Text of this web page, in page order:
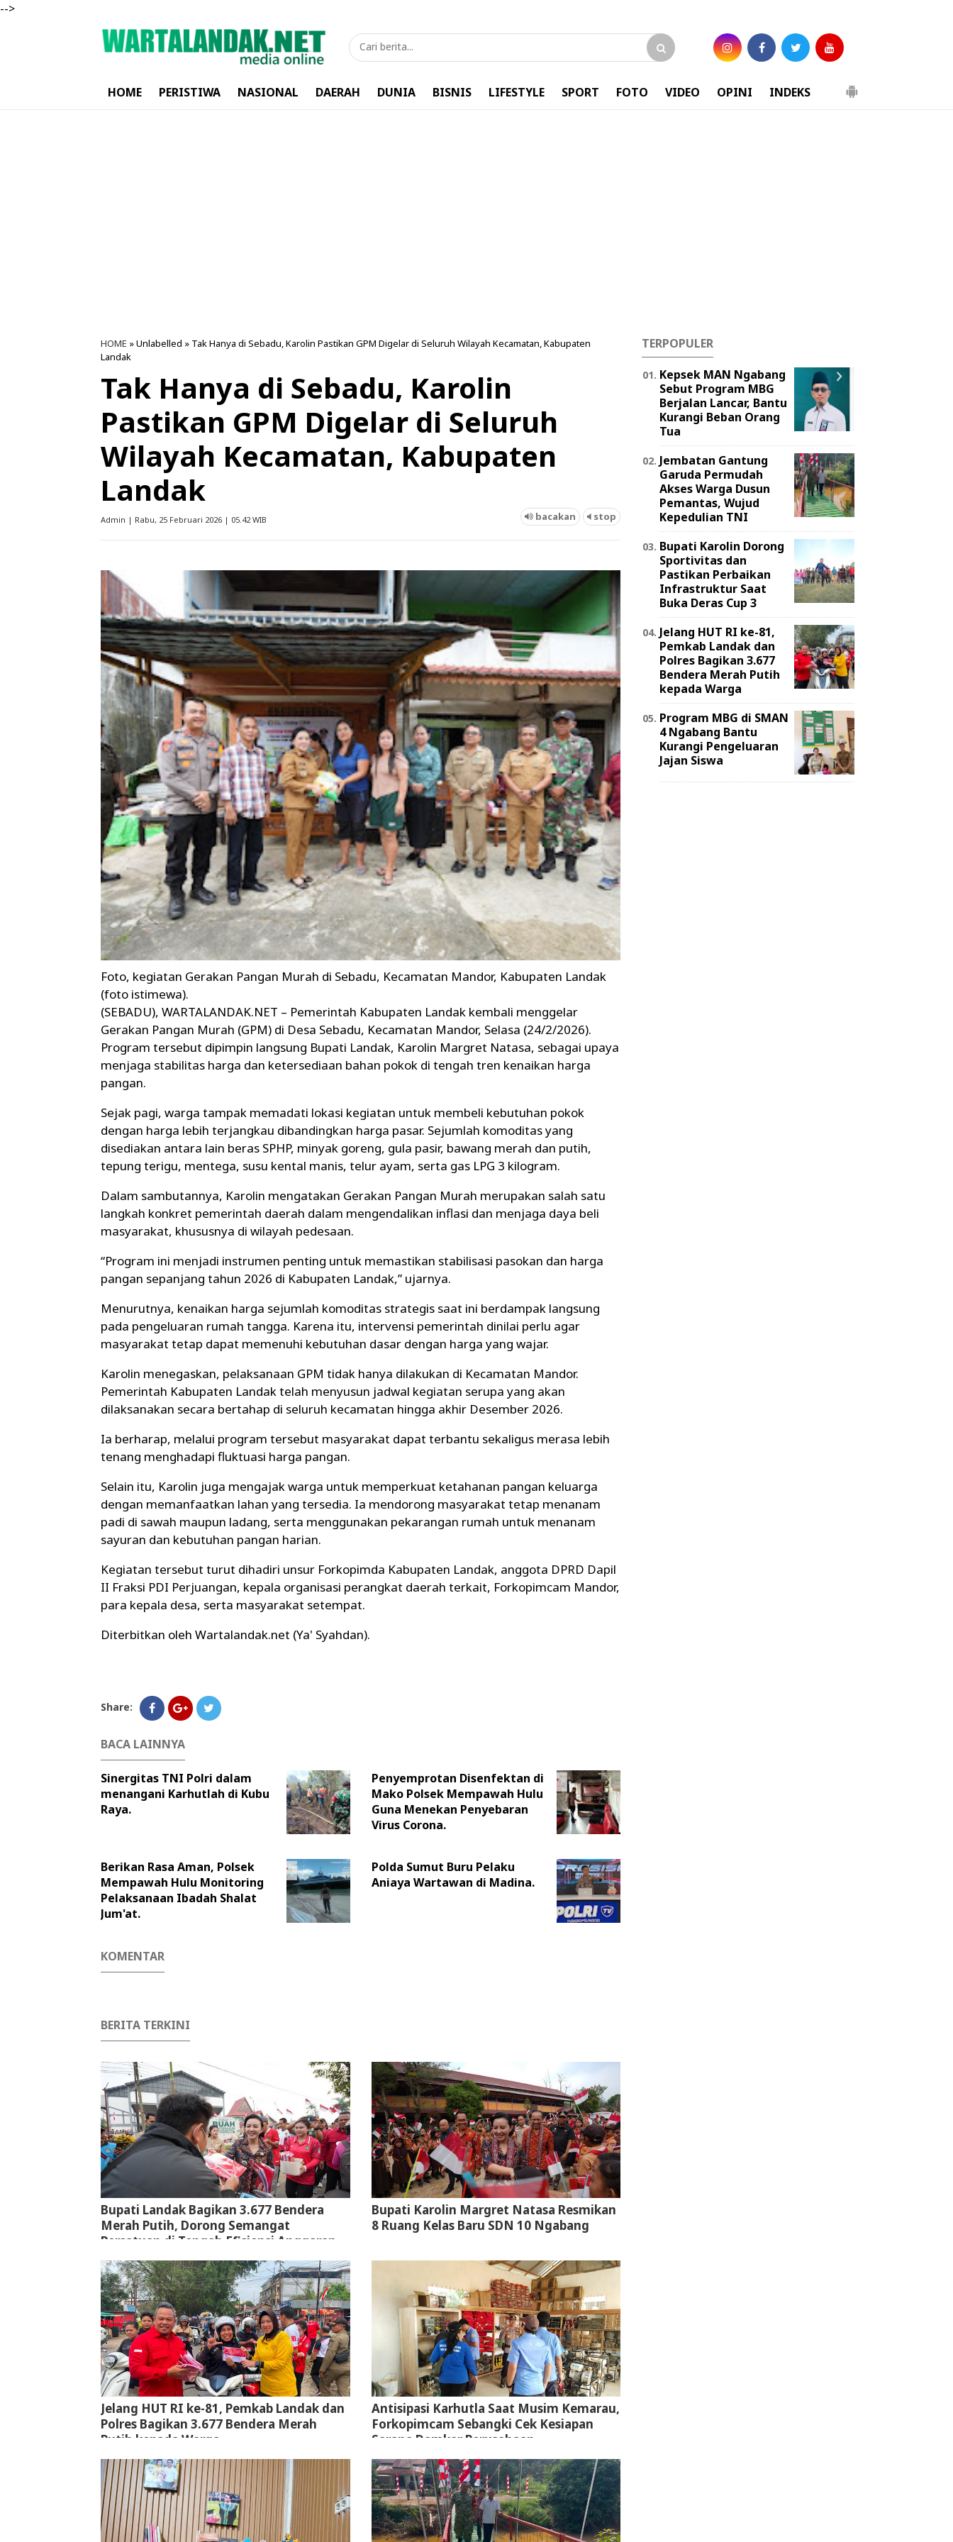
-->
HOME PERISTIWA NASIONAL DAERAH DUNIA BISNIS LIFESTYLE SPORT FOTO VIDEO OPINI INDEKS
HOME » Unlabelled » Tak Hanya di Sebadu, Karolin Pastikan GPM Digelar di Seluruh Wilayah Kecamatan, Kabupaten
Landak
Tak Hanya di Sebadu, Karolin
Pastikan GPM Digelar di Seluruh
Wilayah Kecamatan, Kabupaten
Landak
Admin | Rabu, 25 Februari 2026 | 05.42 WIB bacakan stop
Foto, kegiatan Gerakan Pangan Murah di Sebadu, Kecamatan Mandor, Kabupaten Landak
(foto istimewa).
(SEBADU), WARTALANDAK.NET – Pemerintah Kabupaten Landak kembali menggelar
Gerakan Pangan Murah (GPM) di Desa Sebadu, Kecamatan Mandor, Selasa (24/2/2026).
Program tersebut dipimpin langsung Bupati Landak, Karolin Margret Natasa, sebagai upaya
menjaga stabilitas harga dan ketersediaan bahan pokok di tengah tren kenaikan harga
pangan.
Sejak pagi, warga tampak memadati lokasi kegiatan untuk membeli kebutuhan pokok
dengan harga lebih terjangkau dibandingkan harga pasar. Sejumlah komoditas yang
disediakan antara lain beras SPHP, minyak goreng, gula pasir, bawang merah dan putih,
tepung terigu, mentega, susu kental manis, telur ayam, serta gas LPG 3 kilogram.
Dalam sambutannya, Karolin mengatakan Gerakan Pangan Murah merupakan salah satu
langkah konkret pemerintah daerah dalam mengendalikan inflasi dan menjaga daya beli
masyarakat, khususnya di wilayah pedesaan.
“Program ini menjadi instrumen penting untuk memastikan stabilisasi pasokan dan harga
pangan sepanjang tahun 2026 di Kabupaten Landak,” ujarnya.
Menurutnya, kenaikan harga sejumlah komoditas strategis saat ini berdampak langsung
pada pengeluaran rumah tangga. Karena itu, intervensi pemerintah dinilai perlu agar
masyarakat tetap dapat memenuhi kebutuhan dasar dengan harga yang wajar.
Karolin menegaskan, pelaksanaan GPM tidak hanya dilakukan di Kecamatan Mandor.
Pemerintah Kabupaten Landak telah menyusun jadwal kegiatan serupa yang akan
dilaksanakan secara bertahap di seluruh kecamatan hingga akhir Desember 2026.
Ia berharap, melalui program tersebut masyarakat dapat terbantu sekaligus merasa lebih
tenang menghadapi fluktuasi harga pangan.
Selain itu, Karolin juga mengajak warga untuk memperkuat ketahanan pangan keluarga
dengan memanfaatkan lahan yang tersedia. Ia mendorong masyarakat tetap menanam
padi di sawah maupun ladang, serta menggunakan pekarangan rumah untuk menanam
sayuran dan kebutuhan pangan harian.
Kegiatan tersebut turut dihadiri unsur Forkopimda Kabupaten Landak, anggota DPRD Dapil
II Fraksi PDI Perjuangan, kepala organisasi perangkat daerah terkait, Forkopimcam Mandor,
para kepala desa, serta masyarakat setempat.
Diterbitkan oleh Wartalandak.net (Ya' Syahdan).
Share:
BACA LAINNYA
Sinergitas TNI Polri dalam
menangani Karhutlah di Kubu
Raya.
Penyemprotan Disenfektan di
Mako Polsek Mempawah Hulu
Guna Menekan Penyebaran
Virus Corona.
Berikan Rasa Aman, Polsek
Mempawah Hulu Monitoring
Pelaksanaan Ibadah Shalat
Jum'at.
Polda Sumut Buru Pelaku
Aniaya Wartawan di Madina.
KOMENTAR
BERITA TERKINI
Bupati Landak Bagikan 3.677 Bendera
Merah Putih, Dorong Semangat
Persatuan di Tengah Efisiensi Anggaran
Bupati Karolin Margret Natasa Resmikan
8 Ruang Kelas Baru SDN 10 Ngabang
Jelang HUT RI ke-81, Pemkab Landak dan
Polres Bagikan 3.677 Bendera Merah
Putih kepada Warga
Antisipasi Karhutla Saat Musim Kemarau,
Forkopimcam Sebangki Cek Kesiapan
Sarana Damkar Perusahaan
TERPOPULER
Kepsek MAN Ngabang
Sebut Program MBG
Berjalan Lancar, Bantu
Kurangi Beban Orang
Tua
Jembatan Gantung
Garuda Permudah
Akses Warga Dusun
Pemantas, Wujud
Kepedulian TNI
Bupati Karolin Dorong
Sportivitas dan
Pastikan Perbaikan
Infrastruktur Saat
Buka Deras Cup 3
Jelang HUT RI ke-81,
Pemkab Landak dan
Polres Bagikan 3.677
Bendera Merah Putih
kepada Warga
Program MBG di SMAN
4 Ngabang Bantu
Kurangi Pengeluaran
Jajan Siswa